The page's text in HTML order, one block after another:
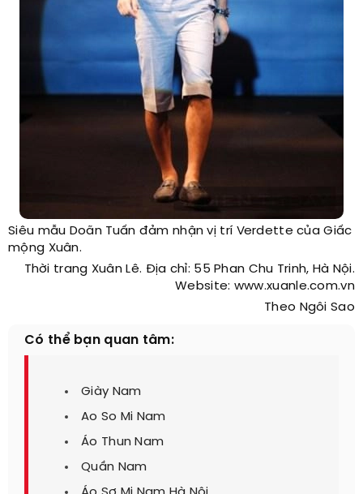
Siêu mẫu Doãn Tuấn đảm nhận vị trí Verdette của Giấc
mộng Xuân.
Thời trang Xuân Lê. Địa chỉ: 55 Phan Chu Trinh, Hà Nội.
Website: www.xuanle.com.vn
Theo Ngôi Sao
Có thể bạn quan tâm:
Giày Nam
Ao So Mi Nam
Áo Thun Nam
Quần Nam